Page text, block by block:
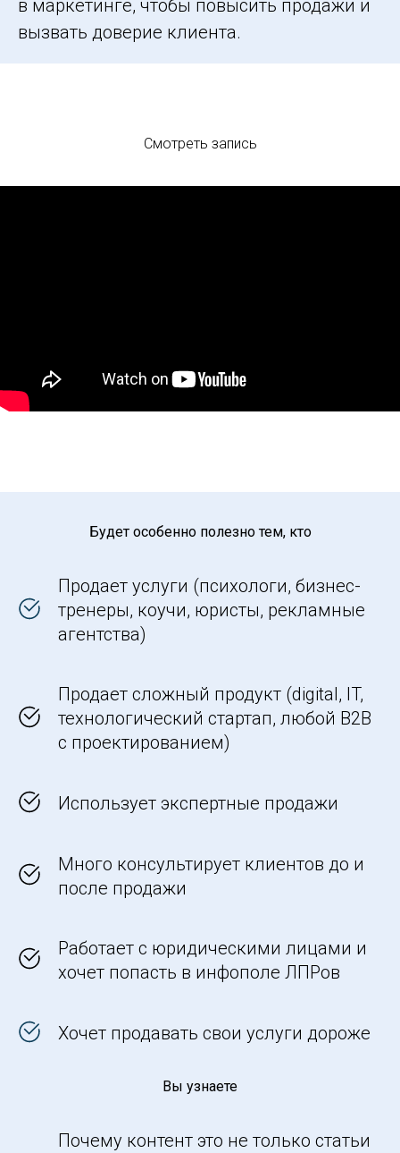
в маркетинге, чтобы повысить продажи и
вызвать доверие клиента.
Смотреть запись
Будет особенно полезно тем, кто
Продает услуги (психологи, бизнес-
тренеры, коучи, юристы, рекламные
агентства)
Продает сложный продукт (digital, IT,
технологический стартап, любой B2B
c проектированием)
Использует экспертные продажи
Много консультирует клиентов до и
после продажи
Работает с юридическими лицами и
хочет попасть в инфополе ЛПРов
Хочет продавать свои услуги дороже
Вы узнаете
Почему контент это не только статьи